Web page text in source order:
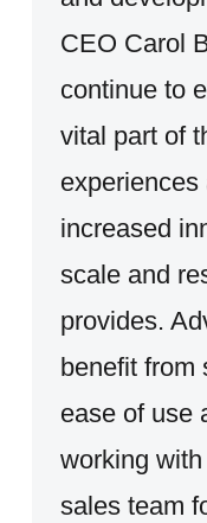
CEO Carol
continue to
vital part of
increased
scale and
provides.
benefit from
ease of use
working
sales team